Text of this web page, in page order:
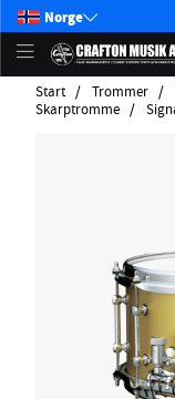
Norge
Start Trommer
Skarptromme